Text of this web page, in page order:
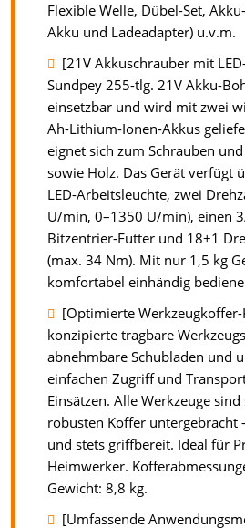
Flexible Welle, Dübel-Set,
Akku und Ladeadapter) u.v.m.
[21V Akkuschrauber mit
Sundpey 255-tlg. 21V Akku-
einsetzbar und wird mit zwei
Ah-Lithium-Ionen-Akkus
eignet sich zum Schrauben
sowie Holz. Das Gerät verfügt
LED-Arbeitsleuchte, zwei
U/min, 0–1350 U/min), einen
Bitzentrier-Futter und 18+1
(max. 34 Nm). Mit nur 1,5 kg
komfortabel einhändig
[Optimierte Werkzeugkoffer-
konzipierte tragbare
abnehmbare Schubladen und
einfachen Zugriff und
Einsätzen. Alle Werkzeuge
robusten Koffer untergebracht
und stets griffbereit. Ideal für
Heimwerker.
Gewicht: 8,8 kg.
[Umfassende